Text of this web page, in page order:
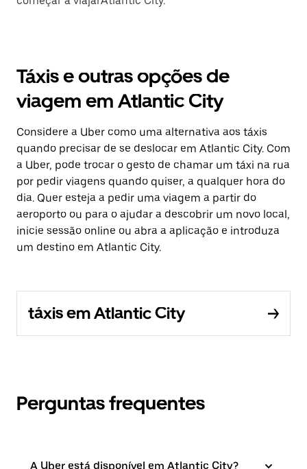
Táxis e outras opções de
viagem em Atlantic City
Considere a Uber como uma alternativa aos táxis
quando precisar de se deslocar em Atlantic City. Com
a Uber, pode trocar o gesto de chamar um táxi na rua
por pedir viagens quando quiser, a qualquer hora do
dia. Quer esteja a pedir uma viagem a partir do
aeroporto ou para o ajudar a descobrir um novo local,
inicie sessão online ou abra a aplicação e introduza
um destino em Atlantic City.
táxis em Atlantic City
Perguntas frequentes
A Uber está disponível em Atlantic City?